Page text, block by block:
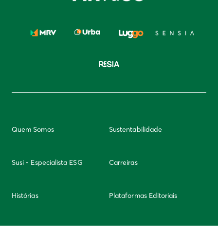
Quem Somos Sustentabilidade
Susi - Especialista ESG Carreiras
Histórias Plataformas Editoriais
Newsletter Integridade